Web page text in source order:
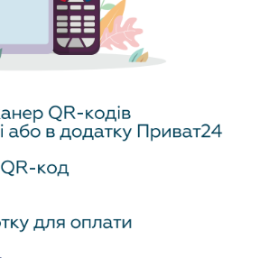
Наталія Нечаєва-
української війни»
зокрема, звернув
наступу на нашу
почуватиметься у
регіональної